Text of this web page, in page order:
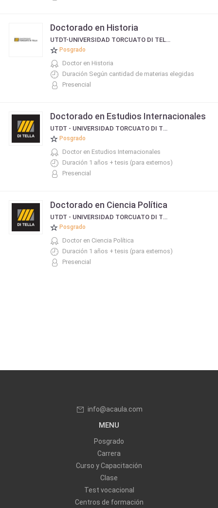
Doctorado en Historia
UTDT-UNIVERSIDAD TORCUATO DI TELLA
Posgrado
Doctor en Historia
Duración Según cantidad de materias elegidas
Presencial
Doctorado en Estudios Internacionales
UTDT - UNIVERSIDAD TORCUATO DI TELLA
Posgrado
Doctor en Estudios Internacionales
Duración 1 años + tesis (para externos)
Presencial
Doctorado en Ciencia Política
UTDT - UNIVERSIDAD TORCUATO DI TELLA
Posgrado
Doctor en Ciencia Política
Duración 1 años + tesis (para externos)
Presencial
info@acaula.com
MENU
Posgrado
Carrera
Curso y Capacitación
Clase
Test vocacional
Centros de formación